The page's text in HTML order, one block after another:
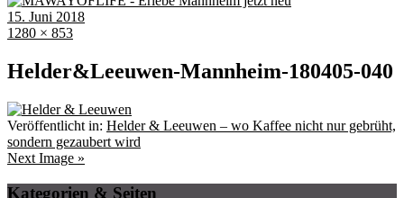
15. Juni 2018
1280 × 853
Helder&Leeuwen-Mannheim-180405-040
Veröffentlicht in: Helder & Leeuwen – wo Kaffee nicht nur gebrüht,
sondern gezaubert wird
Next Image »
Kategorien & Seiten